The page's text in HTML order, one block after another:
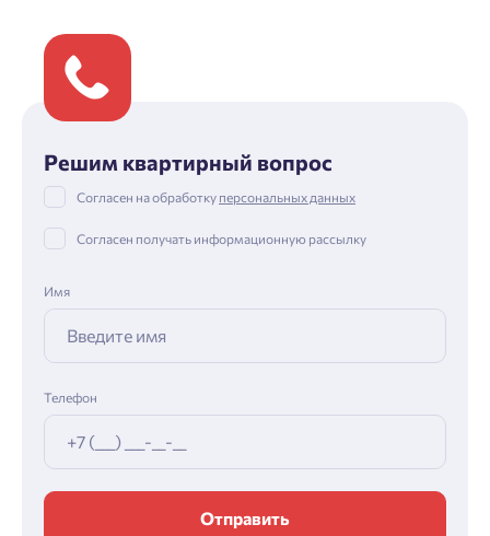
Решим квартирный вопрос
Согласен на обработку персональных данных
Согласен получать информационную рассылку
Имя
Телефон
Отправить